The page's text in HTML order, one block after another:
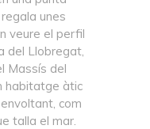
unes
veure el perfil
del Llobregat,
Massís del
habitatge àtic
com
talla el mar.